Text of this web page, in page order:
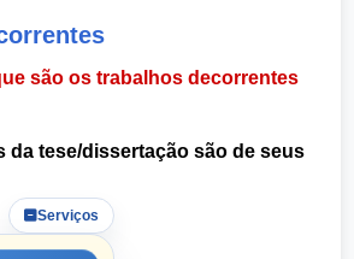
são os trabalhos decorrentes
da tese/dissertação são de seus
Serviços